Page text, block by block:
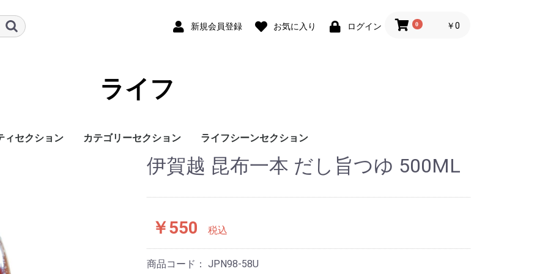
新規会員登録 お気に入り ログイン 0 ￥0
ライフ
ィセクション カテゴリーセクション ライフシーンセクション
伊賀越 昆布一本 だし旨つゆ 500ML
￥550 税込
商品コード： JPN98-58U